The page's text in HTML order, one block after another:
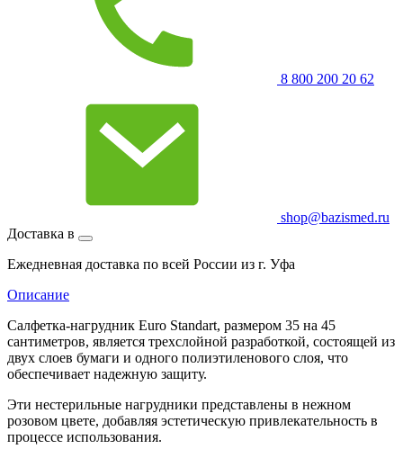
8 800 200 20 62
shop@bazismed.ru
Доставка в
Ежедневная доставка по всей России из г. Уфа
Описание
Салфетка-нагрудник Euro Standart, размером 35 на 45
сантиметров, является трехслойной разработкой, состоящей из
двух слоев бумаги и одного полиэтиленового слоя, что
обеспечивает надежную защиту.
Эти нестерильные нагрудники представлены в нежном
розовом цвете, добавляя эстетическую привлекательность в
процессе использования.